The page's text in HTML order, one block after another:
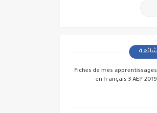
Fiches de mes apprentissages
en français 3 AEP 2019